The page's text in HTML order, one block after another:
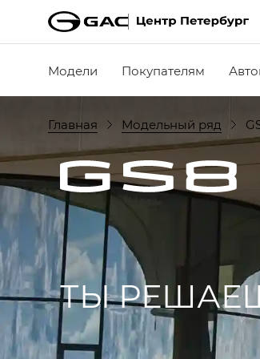
Модели Покупателям
Главная Модельный ряд
ТЫ